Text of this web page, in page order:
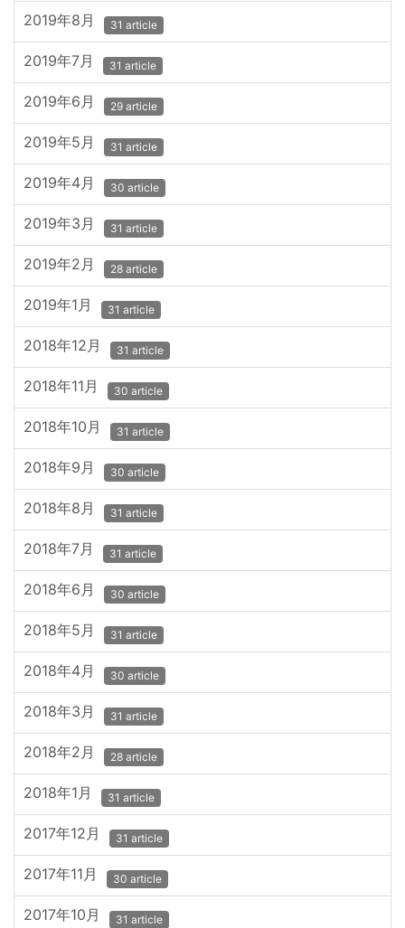
2019年8月 31 article
2019年7月 31 article
2019年6月 29 article
2019年5月 31 article
2019年4月 30 article
2019年3月 31 article
2019年2月 28 article
2019年1月 31 article
2018年12月 31 article
2018年11月 30 article
2018年10月 31 article
2018年9月 30 article
2018年8月 31 article
2018年7月 31 article
2018年6月 30 article
2018年5月 31 article
2018年4月 30 article
2018年3月 31 article
2018年2月 28 article
2018年1月 31 article
2017年12月 31 article
2017年11月 30 article
2017年10月 31 article